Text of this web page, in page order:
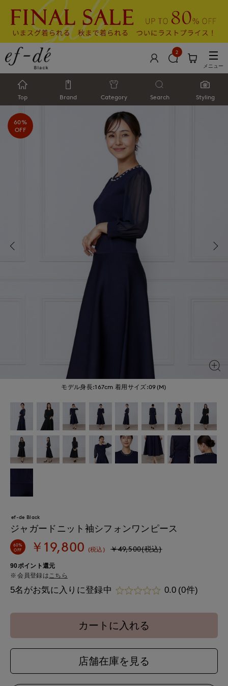
2
メニュー
Top Brand Category Search Styling
モデル身長:167cm 着用サイズ:09(M)
60%
OFF
ef-de Black
ジャガードニット袖シフォンワンピース
60%
OFF
￥19,800 (税込) ￥49,500(税込)
90ポイント還元
会員登録は こちら
5名がお気に入りに登録中 0.0 (0件)
カートに入れる
店舗在庫を見る